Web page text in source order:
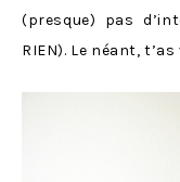
(presque) pas
RIEN). Le néant, t’as